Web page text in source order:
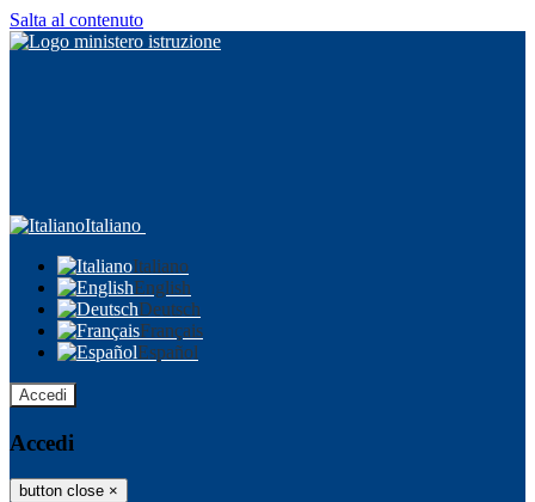
Salta al contenuto
Italiano
Italiano
English
Deutsch
Français
Español
Accedi
Accedi
button close ×